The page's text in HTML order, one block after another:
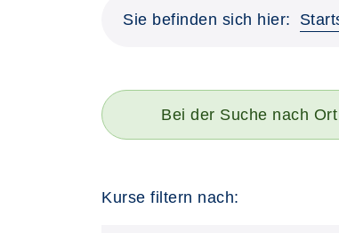
Sie befinden sich hier:
Bei der Suche nach
Kurse filtern nach: